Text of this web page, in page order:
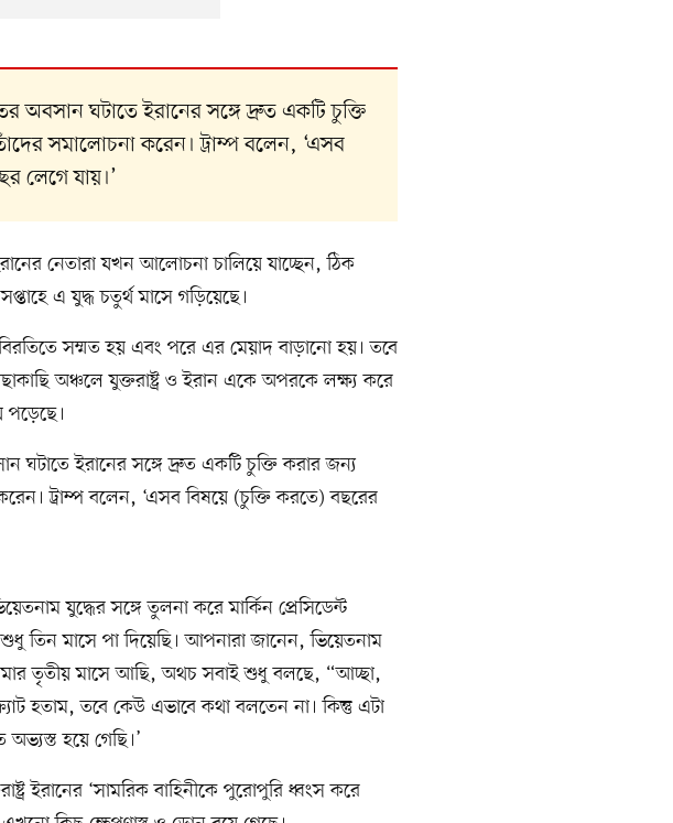
অবসান ঘটাতে ইরানের সঙ্গে দ্রুত একটি চুক্তি
সমালোচনা করেন। ট্রাম্প বলেন, ‘এসব
লেগে যায়।’
নেতারা যখন আলোচনা চালিয়ে যাচ্ছেন, ঠিক
এ যুদ্ধ চতুর্থ মাসে গড়িয়েছে।
সম্মত হয় এবং পরে এর মেয়াদ বাড়ানো হয়। তবে
অঞ্চলে যুক্তরাষ্ট্র ও ইরান একে অপরকে লক্ষ্য করে
পড়েছে।
ঘটাতে ইরানের সঙ্গে দ্রুত একটি চুক্তি করার জন্য
ট্রাম্প বলেন, ‘এসব বিষয়ে (চুক্তি করতে) বছরের
যুদ্ধের সঙ্গে তুলনা করে মার্কিন প্রেসিডেন্ট
তিন মাসে পা দিয়েছি। আপনারা জানেন, ভিয়েতনাম
তৃতীয় মাসে আছি, অথচ সবাই শুধু বলছে, “আচ্ছা,
হতাম, তবে কেউ এভাবে কথা বলতেন না। কিন্তু এটা
হয়ে গেছি।’
ইরানের ‘সামরিক বাহিনীকে পুরোপুরি ধ্বংস করে